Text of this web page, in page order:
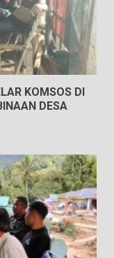
KOMSOS DI
DESA